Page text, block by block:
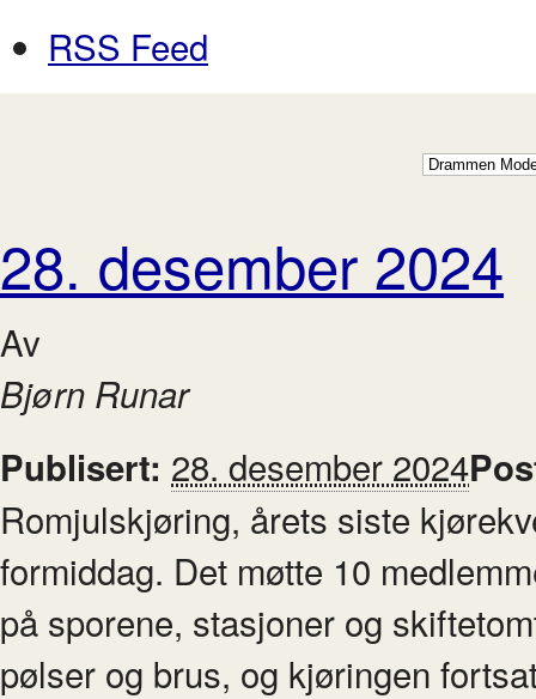
RSS Feed
28. desember 2024
Av
Bjørn Runar
Publisert: 28. desember 2024
Romjulskjøring, årets siste
formiddag. Det møtte 10
på sporene, stasjoner og
pølser og brus, og kjøringen